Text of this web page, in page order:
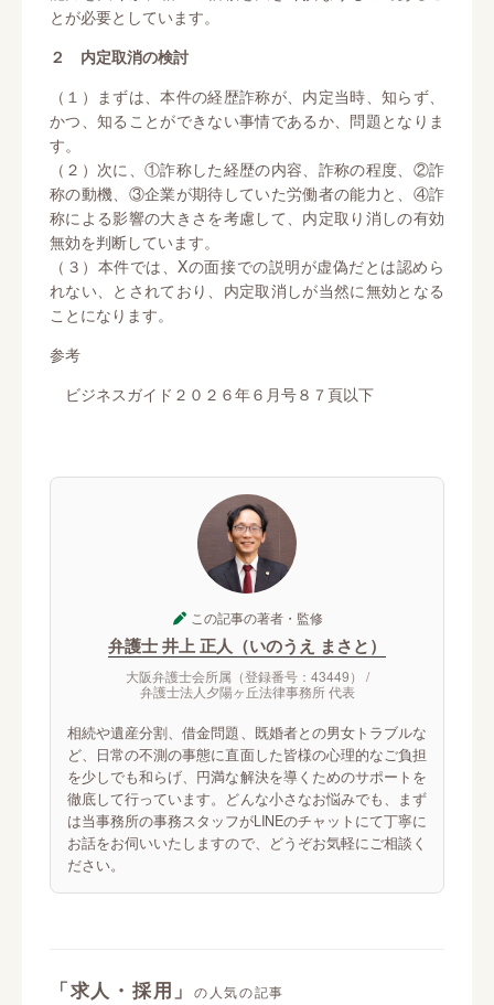
とが必要としています。
２ 内定取消の検討
（１）まずは、本件の経歴詐称が、内定当時、知らず、
かつ、知ることができない事情であるか、問題となりま
す。
（２）次に、①詐称した経歴の内容、詐称の程度、②詐
称の動機、③企業が期待していた労働者の能力と、④詐
称による影響の大きさを考慮して、内定取り消しの有効
無効を判断しています。
（３）本件では、Xの面接での説明が虚偽だとは認めら
れない、とされており、内定取消しが当然に無効となる
ことになります。
参考
ビジネスガイド２０２６年６月号８７頁以下
この記事の著者・監修
弁護士 井上 正人（いのうえ まさと）
大阪弁護士会所属（登録番号：43449） /
弁護士法人夕陽ヶ丘法律事務所 代表
相続や遺産分割、借金問題、既婚者との男女トラブルな
ど、日常の不測の事態に直面した皆様の心理的なご負担
を少しでも和らげ、円満な解決を導くためのサポートを
徹底して行っています。どんな小さなお悩みでも、まず
は当事務所の事務スタッフがLINEのチャットにて丁寧に
お話をお伺いいたしますので、どうぞお気軽にご相談く
ださい。
「求人・採用」 の人気の記事